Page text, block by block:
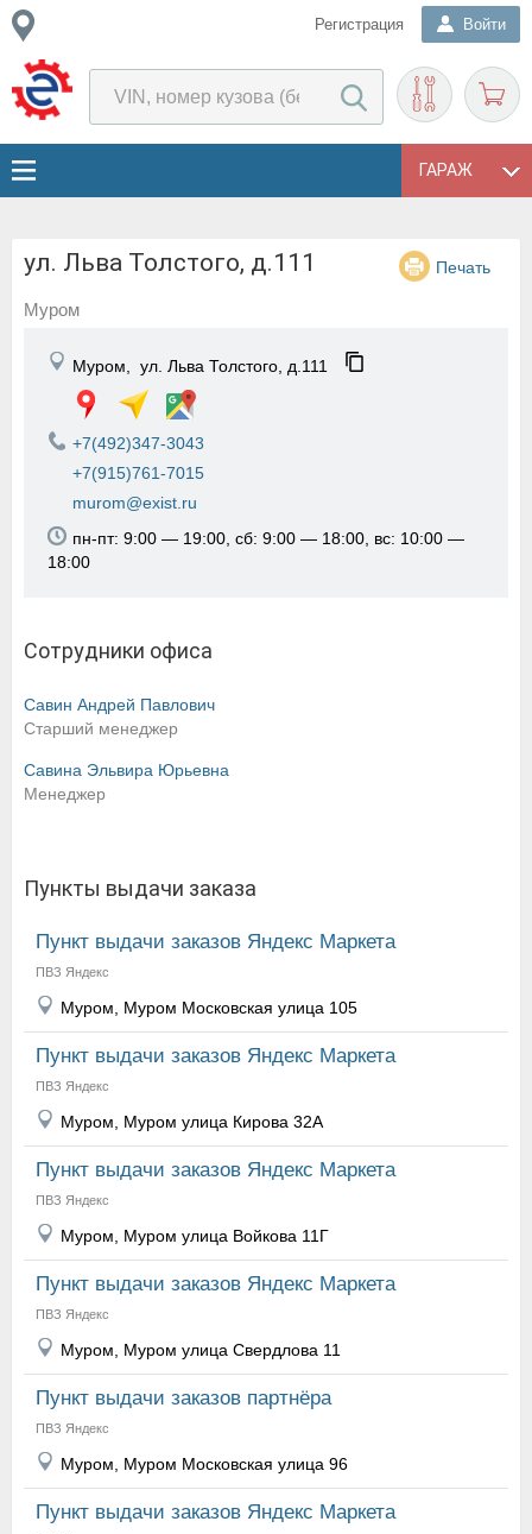
Регистрация Войти
ГАРАЖ
ул. Льва Толстого, д.111 Печать
Муром
Муром, ул. Льва Толстого, д.111
+7(492)347-3043
+7(915)761-7015
murom@exist.ru
пн-пт: 9:00 — 19:00, сб: 9:00 — 18:00, вс: 10:00 —
18:00
Сотрудники офиса
Савин Андрей Павлович
Старший менеджер
Савина Эльвира Юрьевна
Менеджер
Пункты выдачи заказа
Пункт выдачи заказов Яндекс Маркета
ПВЗ Яндекс
Муром, Муром Московская улица 105
Пункт выдачи заказов Яндекс Маркета
ПВЗ Яндекс
Муром, Муром улица Кирова 32А
Пункт выдачи заказов Яндекс Маркета
ПВЗ Яндекс
Муром, Муром улица Войкова 11Г
Пункт выдачи заказов Яндекс Маркета
ПВЗ Яндекс
Муром, Муром улица Свердлова 11
Пункт выдачи заказов партнёра
ПВЗ Яндекс
Муром, Муром Московская улица 96
Пункт выдачи заказов Яндекс Маркета